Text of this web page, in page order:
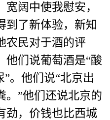
阔中使我慰安，
到了新体验，新知
农民对于酒的评
他们说葡萄酒是“酸
”。他们说“北京出
。”他们还说北京的
劲，价钱也比西城